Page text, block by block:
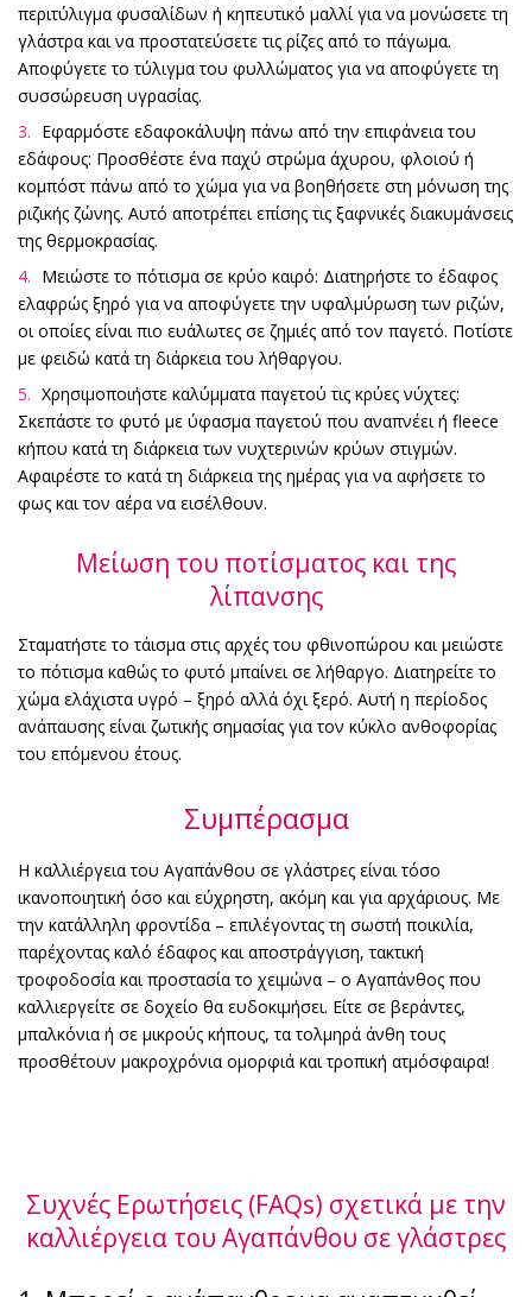
περιτύλιγμα φυσαλίδων ή κηπευτικό μαλλί για να μονώσετε τη
γλάστρα και να προστατεύσετε τις ρίζες από το πάγωμα.
Αποφύγετε το τύλιγμα του φυλλώματος για να αποφύγετε τη
συσσώρευση υγρασίας.
Εφαρμόστε εδαφοκάλυψη πάνω από την επιφάνεια του
εδάφους: Προσθέστε ένα παχύ στρώμα άχυρου, φλοιού ή
κομπόστ πάνω από το χώμα για να βοηθήσετε στη μόνωση της
ριζικής ζώνης. Αυτό αποτρέπει επίσης τις ξαφνικές διακυμάνσεις
της θερμοκρασίας.
Μειώστε το πότισμα σε κρύο καιρό: Διατηρήστε το έδαφος
ελαφρώς ξηρό για να αποφύγετε την υφαλμύρωση των ριζών,
οι οποίες είναι πιο ευάλωτες σε ζημιές από τον παγετό. Ποτίστε
με φειδώ κατά τη διάρκεια του λήθαργου.
Χρησιμοποιήστε καλύμματα παγετού τις κρύες νύχτες:
Σκεπάστε το φυτό με ύφασμα παγετού που αναπνέει ή fleece
κήπου κατά τη διάρκεια των νυχτερινών κρύων στιγμών.
Αφαιρέστε το κατά τη διάρκεια της ημέρας για να αφήσετε το
φως και τον αέρα να εισέλθουν.
Μείωση του ποτίσματος και της
λίπανσης
Σταματήστε το τάισμα στις αρχές του φθινοπώρου και μειώστε
το πότισμα καθώς το φυτό μπαίνει σε λήθαργο. Διατηρείτε το
χώμα ελάχιστα υγρό – ξηρό αλλά όχι ξερό. Αυτή η περίοδος
ανάπαυσης είναι ζωτικής σημασίας για τον κύκλο ανθοφορίας
του επόμενου έτους.
Συμπέρασμα
Η καλλιέργεια του Αγαπάνθου σε γλάστρες είναι τόσο
ικανοποιητική όσο και εύχρηστη, ακόμη και για αρχάριους. Με
την κατάλληλη φροντίδα – επιλέγοντας τη σωστή ποικιλία,
παρέχοντας καλό έδαφος και αποστράγγιση, τακτική
τροφοδοσία και προστασία το χειμώνα – ο Αγαπάνθος που
καλλιεργείτε σε δοχείο θα ευδοκιμήσει. Είτε σε βεράντες,
μπαλκόνια ή σε μικρούς κήπους, τα τολμηρά άνθη τους
προσθέτουν μακροχρόνια ομορφιά και τροπική ατμόσφαιρα!
Συχνές Ερωτήσεις (FAQs) σχετικά με την
καλλιέργεια του Αγαπάνθου σε γλάστρες